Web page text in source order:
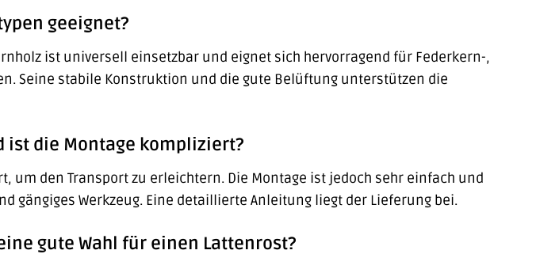
geeignet?
ist universell einsetzbar und eignet sich hervorragend für Federkern-,
Seine stabile Konstruktion und die gute Belüftung unterstützen die
ist die Montage kompliziert?
um den Transport zu erleichtern. Die Montage ist jedoch sehr einfach und
gängiges Werkzeug. Eine detaillierte Anleitung liegt der Lieferung bei.
gute Wahl für einen Lattenrost?